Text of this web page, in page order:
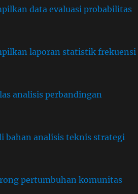
data evaluasi probabilitas
laporan statistik frekuensi
analisis perbandingan
bahan analisis teknis strategi
pertumbuhan komunitas